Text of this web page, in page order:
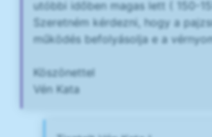
utóbbi időben magas lett ( 150-
Szeretném kérdezni, hogy a
működés befolyásolja e a
Köszönettel
Vén Kata